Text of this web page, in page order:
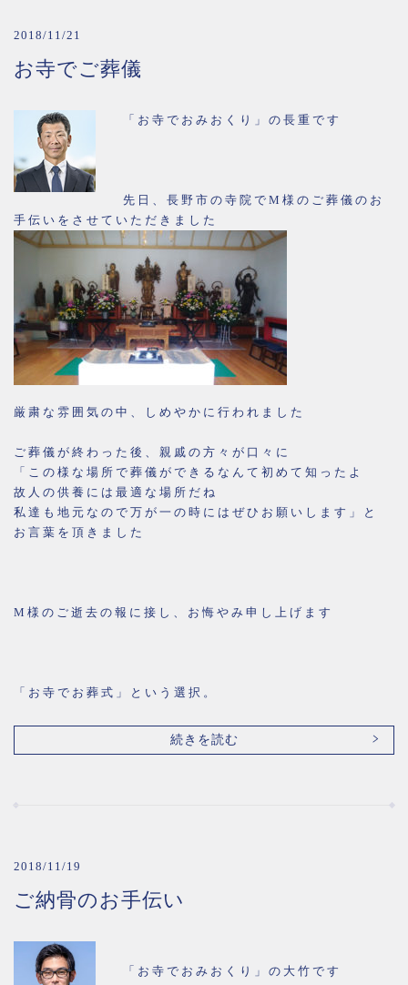
2018/11/21
お寺でご葬儀
「お寺でおみおくり」の長重です
先日、長野市の寺院でM様のご葬儀のお
手伝いをさせていただきました
厳粛な雰囲気の中、しめやかに行われました
ご葬儀が終わった後、親戚の方々が口々に
「この様な場所で葬儀ができるなんて初めて知ったよ
故人の供養には最適な場所だね
私達も地元なので万が一の時にはぜひお願いします」と
お言葉を頂きました
M様のご逝去の報に接し、お悔やみ申し上げます
「お寺でお葬式」という選択。
続きを読む
2018/11/19
ご納骨のお手伝い
「お寺でおみおくり」の大竹です